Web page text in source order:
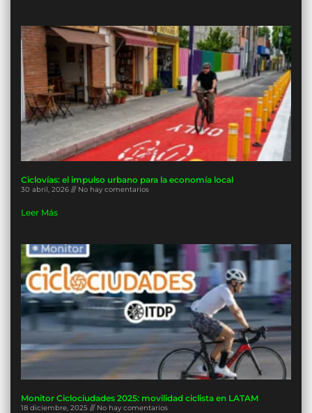
Ciclovías: el impulso urbano para la economía local
30 abril, 2026 No hay comentarios
Leer Más
Monitor Ciclociudades 2025: movilidad ciclista en LATAM
18 diciembre, 2025 No hay comentarios